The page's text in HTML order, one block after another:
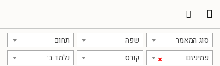
סוג המאמר שפה תחום
× פמיניזם קורס נלמד ב: